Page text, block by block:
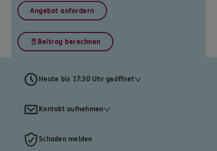
Angebot anfordern
Beitrag berechnen
Heute bis 17:30 Uhr geöffnet
Kontakt aufnehmen
Schaden melden